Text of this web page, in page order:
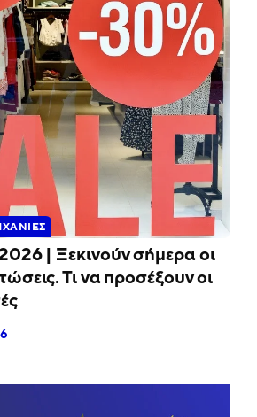
| Ξεκινούν σήμερα οι
Τι να προσέξουν οι